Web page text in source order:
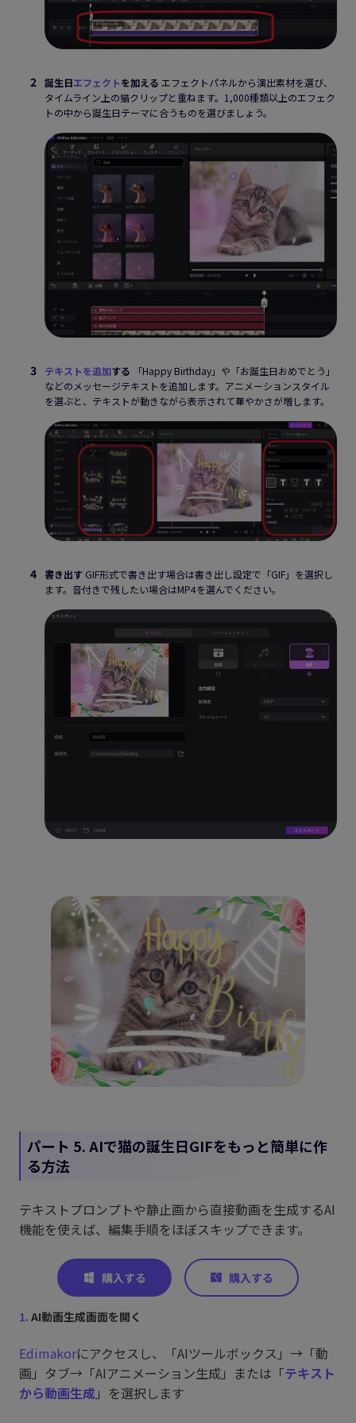
誕生日エフェクトを加える エフェクトパネルから演出素材を選び、
タイムライン上の猫クリップと重ねます。1,000種類以上のエフェク
トの中から誕生日テーマに合うものを選びましょう。
テキストを追加する
「Happy Birthday」や「お誕生日おめでとう」
などのメッセージテキストを追加します。アニメーションスタイル
を選ぶと、テキストが動きながら表示されて華やかさが増します。
書き出す GIF形式で書き出す場合は書き出し設定で「GIF」を選択し
ます。音付きで残したい場合はMP4を選んでください。
パート 5. AIで猫の誕生日GIFをもっと簡単に作
る方法
テキストプロンプトや静止画から直接動画を生成するAI
機能を使えば、編集手順をほぼスキップできます。
1. AI動画生成画面を開く
Edimakorにアクセスし、「AIツールボックス」→「動
画」タブ→「AIアニメーション生成」または「テキスト
から動画生成 」を選択します